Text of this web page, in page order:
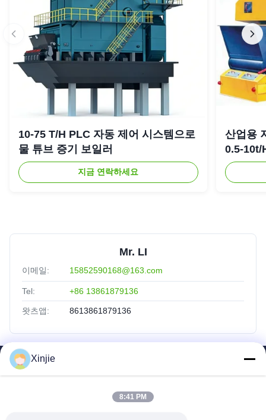
10-75 T/H PLC 자동 제어 시스템으로
물 튜브 증기 보일러
지금 연락하세요
산업용
0.5-10t/
Mr. LI
이메일: 15852590168@163.com
Tel: +86 13861879136
왓츠앱: 8613861879136
집
Xinjie
8:41 PM